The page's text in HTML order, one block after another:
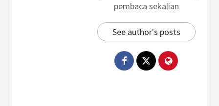
pembaca sekalian
See author's posts